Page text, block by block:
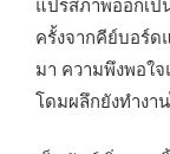
ครั้งจากคีย์บอร์ด
มา ความพึงพอใ
โดมผลึกยังทำงา